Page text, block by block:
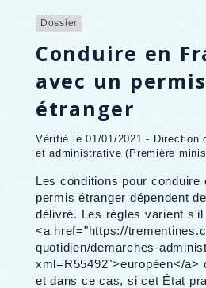
Dossier
Conduire en
avec un permis
étranger
Vérifié le 01/01/2021 - Direction
et administrative (Première
Les conditions pour conduire
permis étranger dépendent
délivré. Les règles varient
<a href="https://
quotidien/demarches-
xml=R55492">européen</a>
et dans ce cas, si cet État